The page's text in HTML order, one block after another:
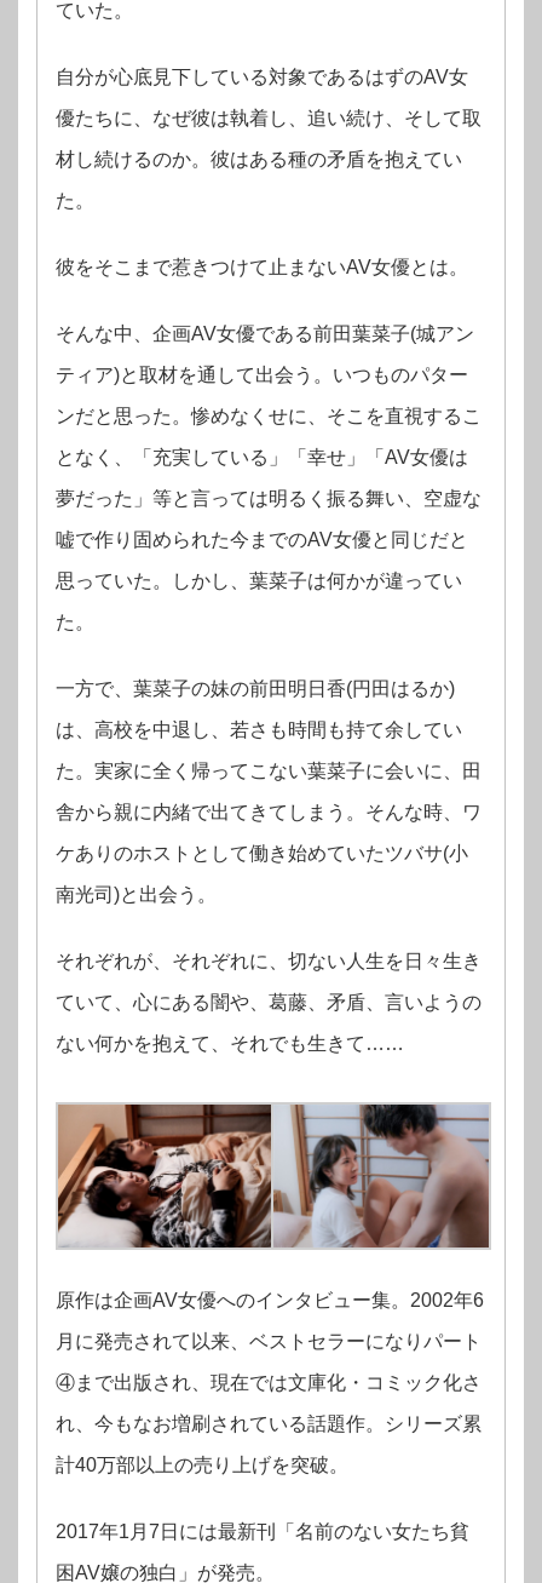
ていた。
自分が心底見下している対象であるはずのAV女
優たちに、なぜ彼は執着し、追い続け、そして取
材し続けるのか。彼はある種の矛盾を抱えてい
た。
彼をそこまで惹きつけて止まないAV女優とは。
そんな中、企画AV女優である前田葉菜子(城アン
ティア)と取材を通して出会う。いつものパター
ンだと思った。惨めなくせに、そこを直視するこ
となく、「充実している」「幸せ」「AV女優は
夢だった」等と言っては明るく振る舞い、空虚な
嘘で作り固められた今までのAV女優と同じだと
思っていた。しかし、葉菜子は何かが違ってい
た。
一方で、葉菜子の妹の前田明日香(円田はるか)
は、高校を中退し、若さも時間も持て余してい
た。実家に全く帰ってこない葉菜子に会いに、田
舎から親に内緒で出てきてしまう。そんな時、ワ
ケありのホストとして働き始めていたツバサ(小
南光司)と出会う。
それぞれが、それぞれに、切ない人生を日々生き
ていて、心にある闇や、葛藤、矛盾、言いようの
ない何かを抱えて、それでも生きて……
原作は企画AV女優へのインタビュー集。2002年6
月に発売されて以来、ベストセラーになりパート
④まで出版され、現在では文庫化・コミック化さ
れ、今もなお増刷されている話題作。シリーズ累
計40万部以上の売り上げを突破。
2017年1月7日には最新刊「名前のない女たち貧
困AV嬢の独白」が発売。